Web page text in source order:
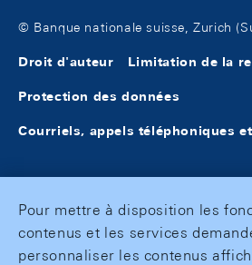
© Banque nationale suisse, Zurich
Droit d'auteur Limitation de la
Protection des données
Courriels, appels téléphoniques
Pour mettre à disposition les
contenus et les services
personnaliser les contenus